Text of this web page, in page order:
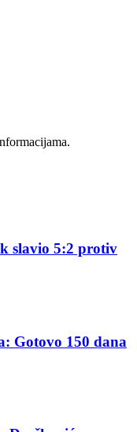
slavio 5:2 protiv
Gotovo 150 dana